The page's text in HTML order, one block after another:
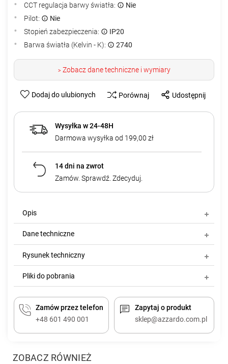
CCT regulacja barwy światła:
Nie
Pilot:
Nie
Stopień zabezpieczenia:
IP20
Barwa światła (Kelvin - K):
2740
>Zobacz dane techniczne i wymiary
Dodaj do ulubionych Porównaj Udostępnij
Wysyłka w 24-48H
Darmowa wysyłka od 199,00 zł
14 dni na zwrot
Zamów. Sprawdź. Zdecyduj.
Opis
Dane techniczne
Rysunek techniczny
Pliki do pobrania
Zamów przez telefon
+48 601 490 001
Zapytaj o produkt
sklep@azzardo.com.pl
ZOBACZ RÓWNIEŻ